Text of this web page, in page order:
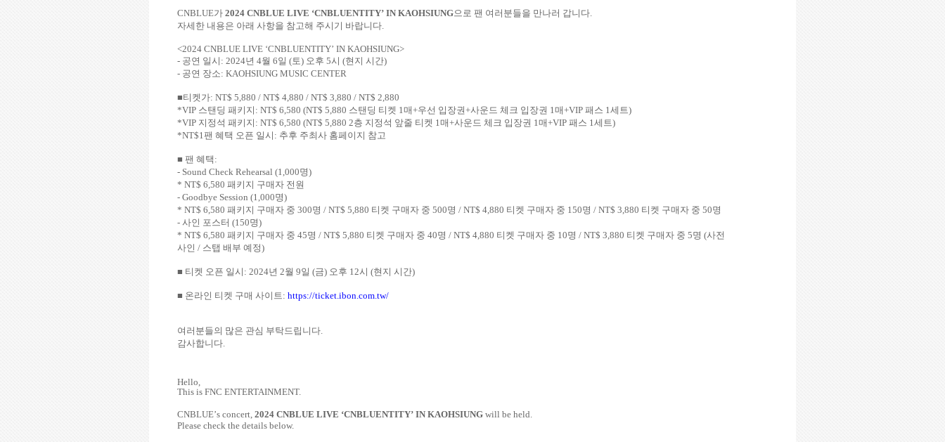
CNBLUE가 2024 CNBLUE LIVE ‘CNBLUENTITY’ IN KAOHSIUNG으로 팬 여러분들을 만나러 갑니다.
자세한 내용은 아래 사항을 참고해 주시기 바랍니다.
<2024 CNBLUE LIVE ‘CNBLUENTITY’ IN KAOHSIUNG>
- 공연 일시 : 2024년 4월 6일 (토) 오후 5시 (현지 시간)
- 공연 장소: KAOHSIUNG MUSIC CENTER
■티켓가: NT$ 5,880 / NT$ 4,880 / NT$ 3,880 / NT$ 2,880
*VIP 스탠딩 패키지 : NT$ 6,580 (NT$ 5,880 스탠딩 티켓 1매+우선 입장권+사운드 체크 입장권 1매+VIP 패스 1세트)
*VIP 지정석 패키지 : NT$ 6,580 (NT$ 5,880 2층 지정석 앞줄 티켓 1매+사운드 체크 입장권 1매+VIP 패스 1세트)
*NT$1팬 혜택 오픈 일시 : 추후 주최사 홈페이지 참고
■ 팬 혜택 :
- Sound Check Rehearsal (1,000명)
* NT$ 6,580 패키지 구매자 전원
- Goodbye Session (1,000명)
* NT$ 6,580 패키지 구매자 중 300명 / NT$ 5,880 티켓 구매자 중 500명 / NT$ 4,880 티켓 구매자 중 150명 / NT$ 3,880 티켓 구매자 중 50명
- 사인 포스터 (150명)
* NT$ 6,580 패키지 구매자 중 45명 / NT$ 5,880 티켓 구매자 중 40명 / NT$ 4,880 티켓 구매자 중 10명 / NT$ 3,880 티켓 구매자 중 5명 (사전
사인 / 스탭 배부 예정)
■ 티켓 오픈 일시 : 2024년 2월 9일 (금) 오후 12시 (현지 시간)
■ 온라인 티켓 구매 사이트: https://ticket.ibon.com.tw/
여러분들의 많은 관심 부탁드립니다.
감사합니다.
Hello,
This is FNC ENTERTAINMENT.
CNBLUE’s concert, 2024 CNBLUE LIVE ‘CNBLUENTITY’ IN KAOHSIUNG will be held.
Please check the details below.